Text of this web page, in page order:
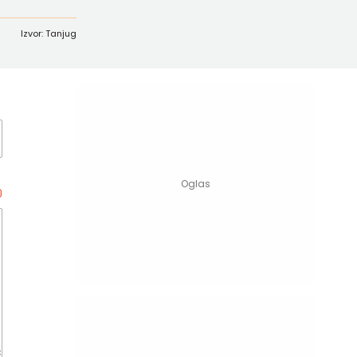
Izvor: Tanjug